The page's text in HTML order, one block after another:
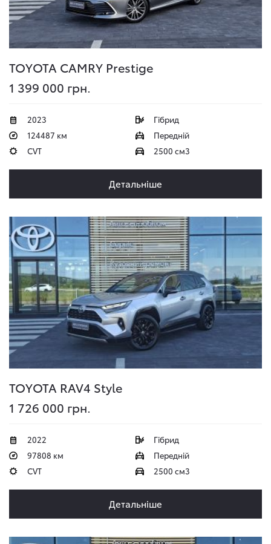
TOYOTA CAMRY Prestige
1 399 000 грн.
2023
124487 км
CVT
Гібрид
Передній
2500 см3
Детальніше
TOYOTA RAV4 Style
1 726 000 грн.
2022
97808 км
CVT
Гібрид
Передній
2500 см3
Детальніше